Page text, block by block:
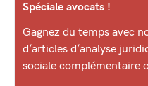
Spéciale avocats !
Gagnez du temps avec
d’articles d’analyse
sociale complémentaire